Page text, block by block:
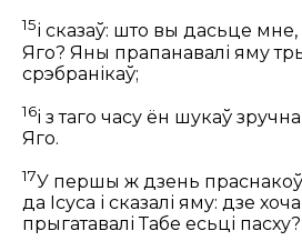
15і сказаў: што вы дасьце
Яго? Яны прапанавалі яму
срэбранікаў;
16і з таго часу ён шукаў
Яго.
17У першы ж дзень праснакоў
да Ісуса і сказалі яму: дзе
прыгатавалі Табе есьці пасху?